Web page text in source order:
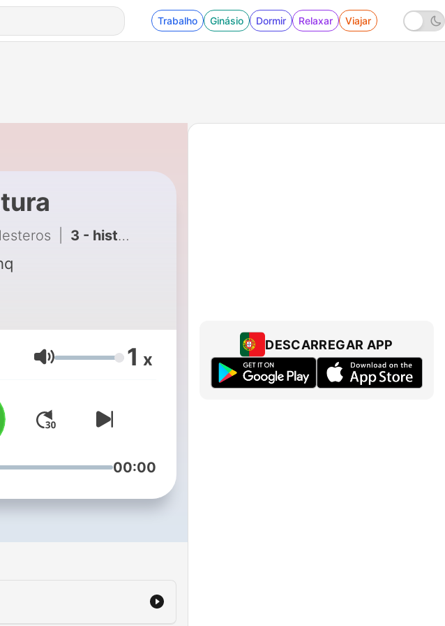
Trabalho Ginásio Dormir Relaxar Viajar
3 - historia del arte
Volume 1 x
00:00
DESCARREGAR APP